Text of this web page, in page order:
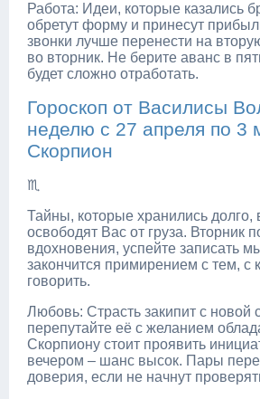
Работа: Идеи, которые казались
обретут форму и принесут
звонки лучше перенести на
во вторник. Не берите аванс в
будет сложно отработать.
Гороскоп от Василисы
неделю с 27 апреля по 3
Скорпион
♏
Тайны, которые хранились долго,
освободят Вас от груза. Вторник
вдохновения, успейте записать
закончится примирением с тем, с
говорить.
Любовь: Страсть закипит с новой
перепутайте её с желанием
Скорпиону стоит проявить
вечером – шанс высок. Пары
доверия, если не начнут